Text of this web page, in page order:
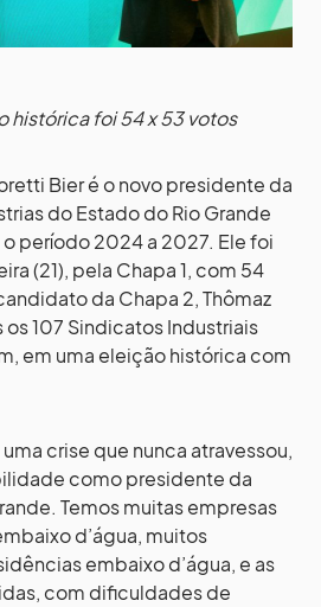
histórica foi 54 x 53 votos
Bier é o novo presidente da
do Estado do Rio Grande
o período 2024 a 2027. Ele foi
(21), pela Chapa 1, com 54
da Chapa 2, Thômaz
107 Sindicatos Industriais
em uma eleição histórica com
crise que nunca atravessou,
como presidente da
Temos muitas empresas
d’água, muitos
embaixo d’água, e as
com dificuldades de